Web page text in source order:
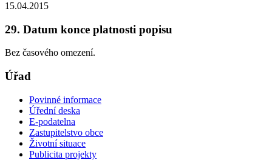
15.04.2015
29. Datum konce platnosti popisu
Bez časového omezení.
Úřad
Povinné informace
Úřední deska
E-podatelna
Zastupitelstvo obce
Životní situace
Publicita projekty